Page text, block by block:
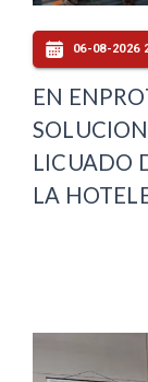
06-08-2026
EN
LICUADO
LA